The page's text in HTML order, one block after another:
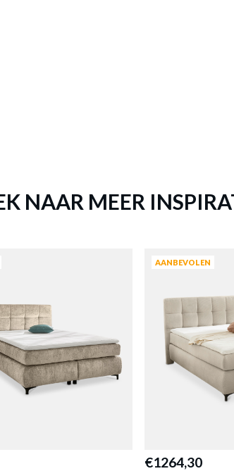
NAAR MEER
AANBEVOLEN
€1264,30